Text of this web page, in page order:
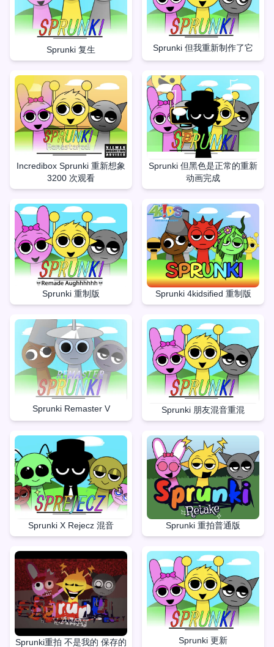
Sprunki 复生 Sprunki 但我重新制作了它
Incredibox Sprunki 重新想象
3200 次观看
Sprunki 但黑色是正常的重新
动画完成
Sprunki 重制版 Sprunki 4kidsified 重制版
Sprunki Remaster V Sprunki 朋友混音重混
Sprunki X Rejecz 混音 Sprunki 重拍普通版
Sprunki重拍 不是我的 保存的 Sprunki 更新